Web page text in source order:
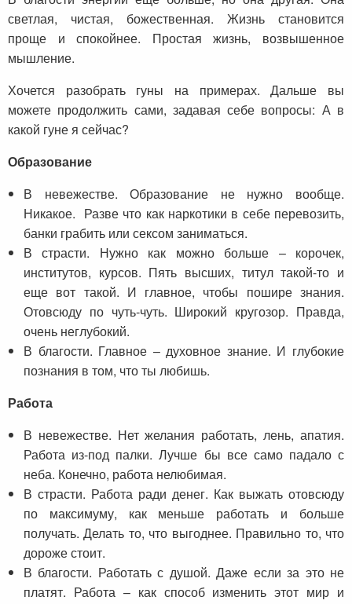
светлая, чистая, божественная. Жизнь становится
проще и спокойнее. Простая жизнь, возвышенное
мышление.
Хочется разобрать гуны на примерах. Дальше вы
можете продолжить сами, задавая себе вопросы: А в
какой гуне я сейчас?
Образование
В невежестве. Образование не нужно вообще.
Никакое. Разве что как наркотики в себе перевозить,
банки грабить или сексом заниматься.
В страсти. Нужно как можно больше – корочек,
институтов, курсов. Пять высших, титул такой-то и
еще вот такой. И главное, чтобы пошире знания.
Отовсюду по чуть-чуть. Широкий кругозор. Правда,
очень неглубокий.
В благости. Главное – духовное знание. И глубокие
познания в том, что ты любишь.
Работа
В невежестве. Нет желания работать, лень, апатия.
Работа из-под палки. Лучше бы все само падало с
неба. Конечно, работа нелюбимая.
В страсти. Работа ради денег. Как выжать отовсюду
по максимуму, как меньше работать и больше
получать. Делать то, что выгоднее. Правильно то, что
дороже стоит.
В благости. Работать с душой. Даже если за это не
платят. Работа – как способ изменить этот мир и